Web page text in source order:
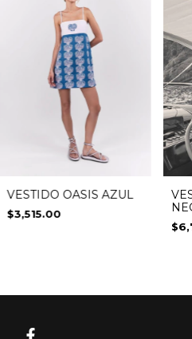
VESTIDO OASIS AZUL
$3,515.00